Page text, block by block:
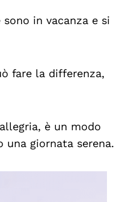
in vacanza e si
fare la differenza,
è un modo
una giornata serena.